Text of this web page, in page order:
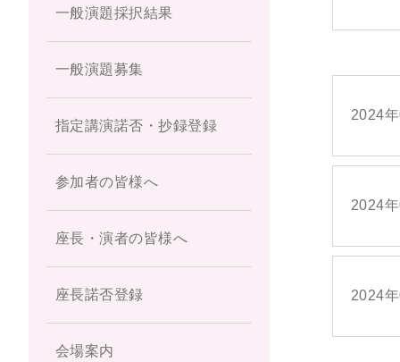
一般演題採択結果
一般演題募集
指定講演諾否・抄録登録
参加者の皆様へ
座長・演者の皆様へ
座長諾否登録
会場案内
2024
2024
2024